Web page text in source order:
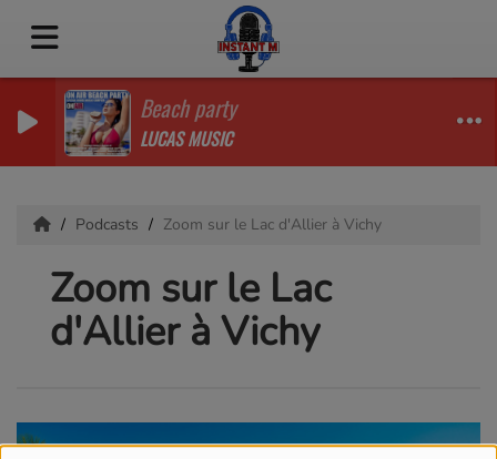
Beach party
LUCAS MUSIC
Podcasts Zoom sur le Lac d'Allier à Vichy
Zoom sur le Lac
d'Allier à Vichy